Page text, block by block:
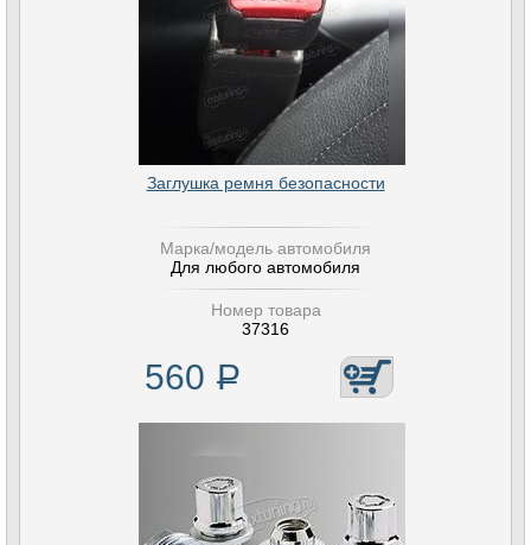
Заглушка ремня безопасности
Марка/модель автомобиля
Для любого автомобиля
Номер товара
37316
560 Р